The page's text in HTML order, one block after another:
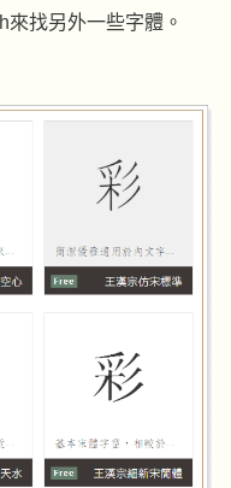
找另外一些字體。